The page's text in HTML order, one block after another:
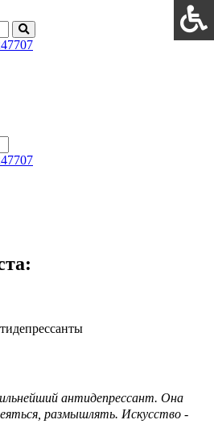
антидепрессант. Она
размышлять. Искусство -